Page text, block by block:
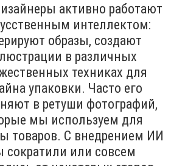
активно работают
интеллектом:
образы, создают
в различных
техниках для
упаковки. Часто его
в ретуши фотографий,
мы используем для
товаров. С внедрением ИИ
сократили или совсем